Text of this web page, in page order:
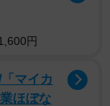
円
マイカ
ほぼな